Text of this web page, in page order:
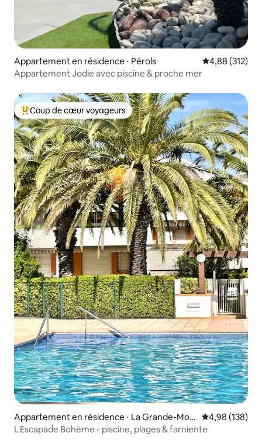
Appartement en résidence ⋅ Pérols Évaluation
4,88 (312)
Appartement Jodie avec piscine & proche mer
Coups de cœur voyageurs les plus appréciés
Coup de cœur voyageurs
Appartement en résidence ⋅ La Grande-Mott
e
Évaluation
4,98 (138)
L'Escapade Bohème - piscine, plages & farniente